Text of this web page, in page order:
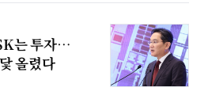
는 투자…
올렸다